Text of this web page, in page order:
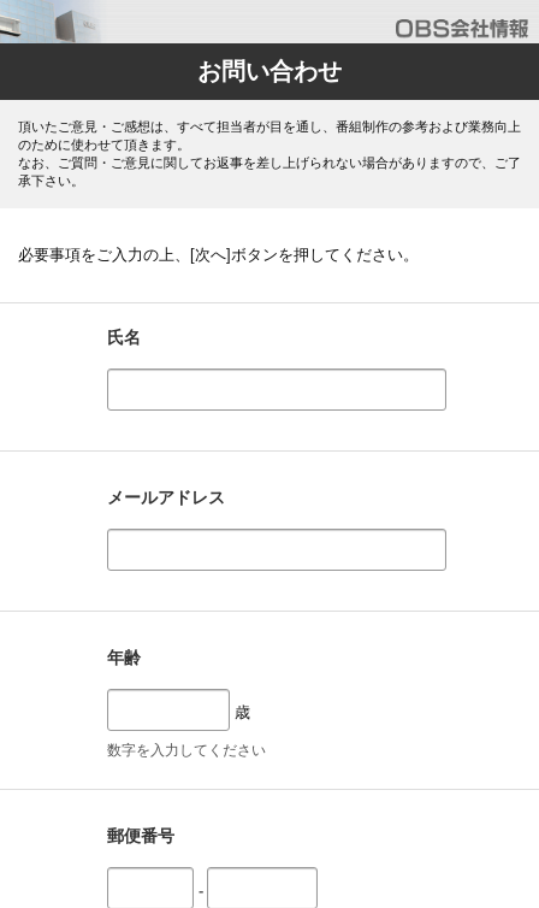
お問い合わせ
頂いたご意見・ご感想は、すべて担当者が目を通し、番組制作の参考および業務向上
のために使わせて頂きます。
なお、ご質問・ご意見に関してお返事を差し上げられない場合がありますので、ご了
承下さい。
必要事項をご入力の上、[次へ]ボタンを押してください。
氏名
メールアドレス
年齢
歳
数字を入力してください
郵便番号
-